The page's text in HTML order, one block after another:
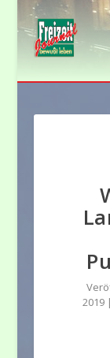
2019|